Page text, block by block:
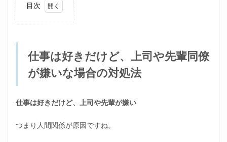
目次
け
上司
僚が
合の
仕事は好きだけど、上司や先輩同僚
が嫌いな場合の対処法
仕事は好きだけど、上司や先輩が嫌い
つまり人間関係が原因ですね。